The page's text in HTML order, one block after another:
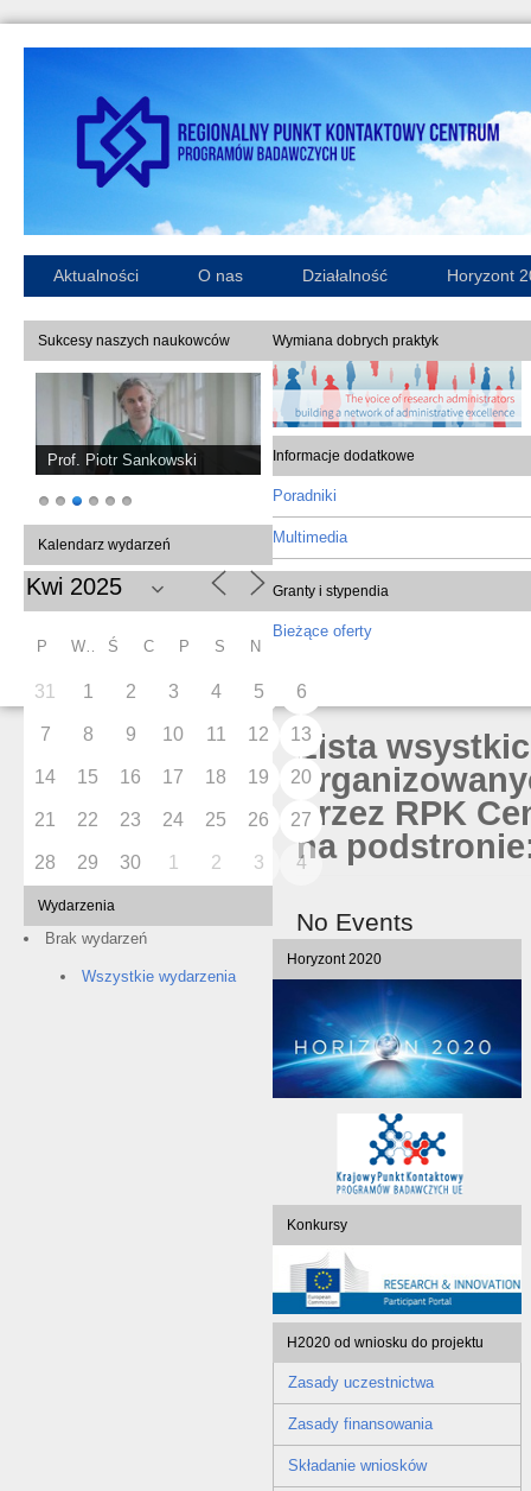
Aktualności O nas Działalność Horyzont
Sukcesy naszych naukowców
Prof. Piotr Sankowski
Kalendarz wydarzeń
P Ś C P S N
31 1 2 3 4 5 6
7 8 9 10 11 12 13
14 15 16 17 18 19 20
21 22 23 24 25 26 27
28 29 30 1 2 3 4
Wydarzenia
Brak wydarzeń
Wszystkie wydarzenia
Wymiana dobrych praktyk
Informacje dodatkowe
Poradniki
Multimedia
Granty i stypendia
Bieżące oferty
Lista
przez RPK
na
No Events
Horyzont 2020
Konkursy
H2020 od wniosku do projektu
Zasady uczestnictwa
Zasady finansowania
Składanie wniosków